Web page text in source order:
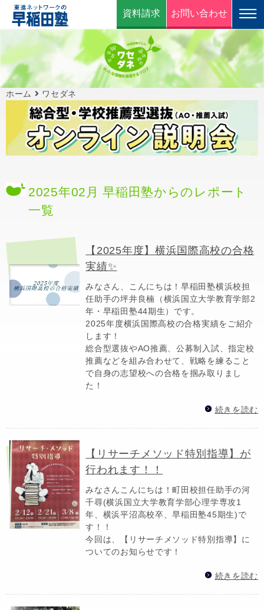
資料請求 お問い合わせ
ホーム ワセダネ
2025年02月 早稲田塾からのレポート
一覧
【2025年度】横浜国際高校の合格
実績✨
みなさん、こんにちは！早稲田塾横浜校担
任助手の坪井良楠（横浜国立大学教育学部2
年・早稲田塾44期生）です。
2025年度横浜国際高校の合格実績をご紹介
します！
総合型選抜やAO推薦、公募制入試、指定校
推薦などを組み合わせて、戦略を練ること
で自身の志望校への合格を掴み取りまし
た！
続きを読む
【リサーチメソッド特別指導】が
行われます！！
みなさんこんにちは！町田校担任助手の河
千尋(横浜国立大学教育学部心理学専攻1
年、横浜平沼高校卒、早稲田塾45期生)で
す！！
今回は、【リサーチメソッド特別指導】に
ついてのお知らせです！
続きを読む